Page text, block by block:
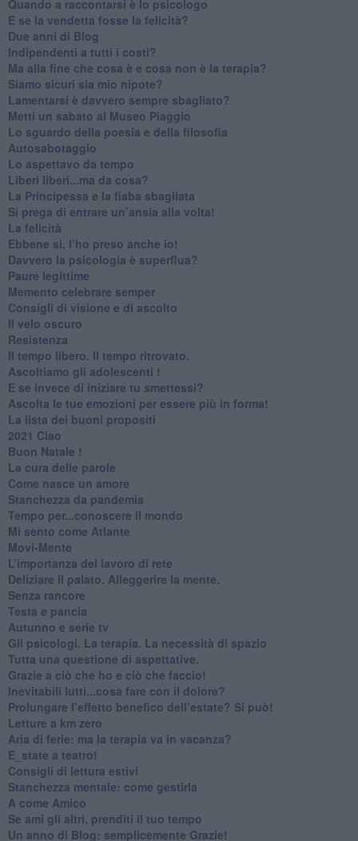
​Quando a raccontarsi è lo psicologo
​E se la vendetta fosse la felicità?
​Due anni di Blog
​Indipendenti a tutti i costi?
​Ma alla fine che cosa è e cosa non è la terapia?
​Siamo sicuri sia mio nipote?
​Lamentarsi è davvero sempre sbagliato?
​Metti un sabato al Museo Piaggio
​Lo sguardo della poesia e della filosofia
Autosabotaggio
​Lo aspettavo da tempo
​Liberi liberi...ma da cosa?
​La Principessa e la fiaba sbagliata
Si prega di entrare un’ansia alla volta!
​La felicità
​Ebbene sì, l’ho preso anche io!
​Davvero la psicologia è superflua?
Paure legittime
​Memento celebrare semper
​Consigli di visione e di ascolto
​Il velo oscuro
Resistenza
​Il tempo libero. Il tempo ritrovato.
Ascoltiamo gli adolescenti !
​E se invece di iniziare tu smettessi?
​Ascolta le tue emozioni per essere più in forma!
​La lista dei buoni propositi
2021 Ciao
Buon Natale !
​La cura delle parole
​Come nasce un amore
Stanchezza da pandemia
​Tempo per...conoscere il mondo
​Mi sento come Atlante
​Movi-Mente
​L’importanza del lavoro di rete
​Deliziare il palato. Alleggerire la mente.
​Senza rancore
​Testa e pancia
​Autunno e serie tv
​Gli psicologi. La terapia. La necessità di spazio
​Tutta una questione di aspettative.
​Grazie a ciò che ho e ciò che faccio!
​Inevitabili lutti...cosa fare con il dolore?
Prolungare l’effetto benefico dell’estate? Si può!
​Letture a km zero
​Aria di ferie: ma la terapia va in vacanza?
​E_state a teatro!
​Consigli di lettura estivi
​Stanchezza mentale: come gestirla
​A come Amico
​Se ami gli altri, prenditi il tuo tempo
​Un anno di Blog: semplicemente Grazie!